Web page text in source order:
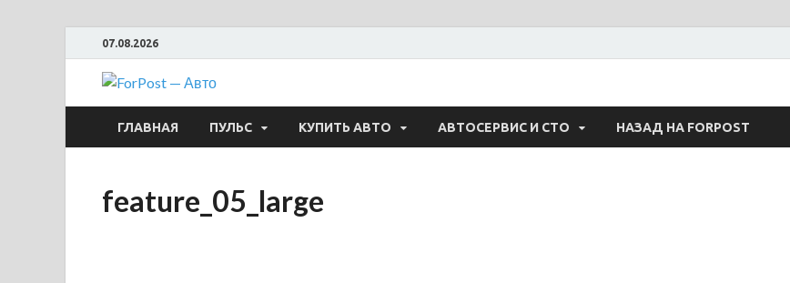
07.08.2026
ForPost — Авто
ГЛАВНАЯ ПУЛЬС КУПИТЬ АВТО АВТОСЕРВИС И СТО НАЗАД НА FORPOST
feature_05_large